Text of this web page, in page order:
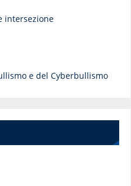
intersezione
e del Cyberbullismo